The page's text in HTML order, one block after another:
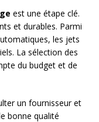
est une étape clé.
et durables. Parmi
les jets
La sélection des
du budget et de
un fournisseur et
bonne qualité